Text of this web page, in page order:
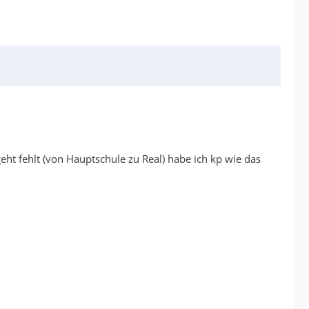
fehlt (von Hauptschule zu Real) habe ich kp wie das